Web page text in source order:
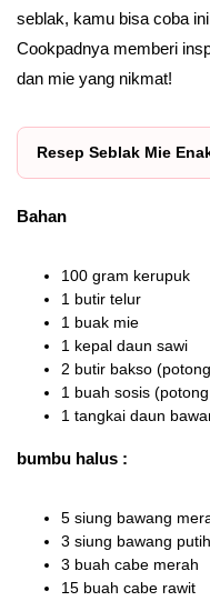
seblak, kamu bisa coba
Cookpadnya memberi
dan mie yang nikmat!
Resep Seblak Mie
Bahan
100 gram kerupuk
1 butir telur
1 buak mie
1 kepal daun sawi
2 butir bakso
1 buah sosis
1 tangkai daun
bumbu halus :
5 siung bawang
3 siung bawang putih
3 buah cabe merah
15 buah cabe rawit